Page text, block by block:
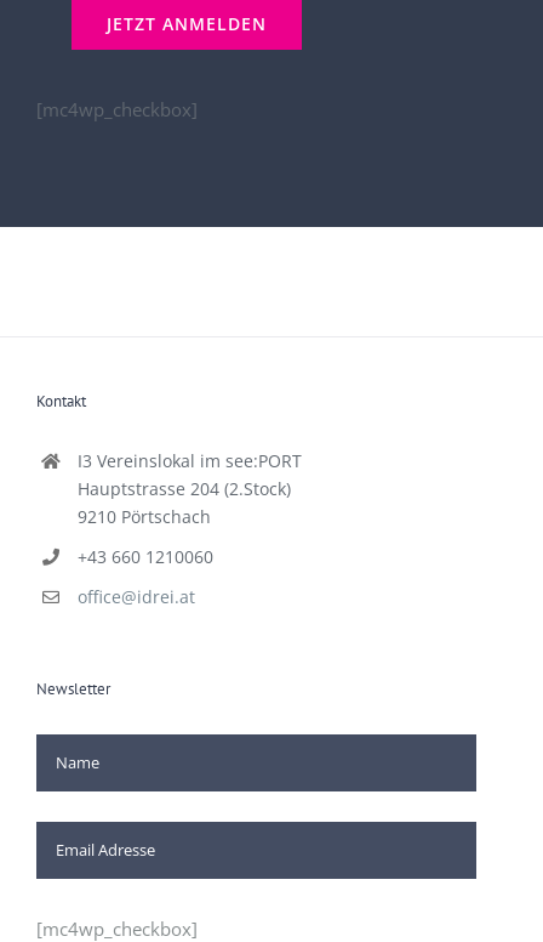
[mc4wp_checkbox]
Kontakt
I3 Vereinslokal im see:PORT
Hauptstrasse 204 (2.Stock)
9210 Pörtschach
+43 660 1210060
office@idrei.at
Newsletter
[mc4wp_checkbox]